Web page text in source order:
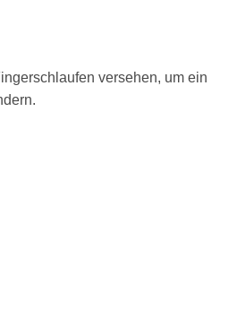
versehen, um ein